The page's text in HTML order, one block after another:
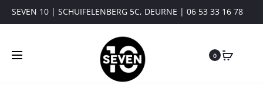
SEVEN 10 | SCHUIFELENBERG 5C, DEURNE | 06 53 33 16 78
0